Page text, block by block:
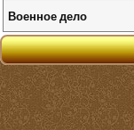
Военное дело